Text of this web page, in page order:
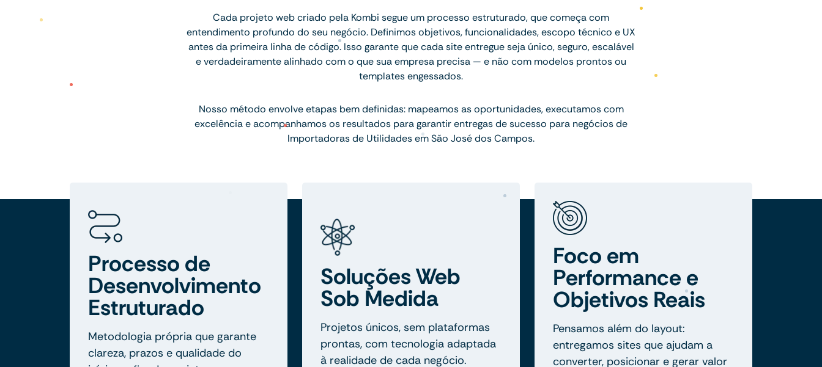
Cada projeto web criado pela Kombi segue um processo estruturado, que começa com
entendimento profundo do seu negócio. Definimos objetivos, funcionalidades, escopo técnico e UX
antes da primeira linha de código. Isso garante que cada site entregue seja único, seguro, escalável
e verdadeiramente alinhado com o que sua empresa precisa — e não com modelos prontos ou
templates engessados.
Nosso método envolve etapas bem definidas: mapeamos as oportunidades, executamos com
excelência e acompanhamos os resultados para garantir entregas de sucesso para negócios de
Importadoras de Utilidades em São José dos Campos.
Processo de
Desenvolvimento
Estruturado
Metodologia própria que garante
clareza, prazos e qualidade do
Soluções Web
Sob Medida
Projetos únicos, sem plataformas
prontas, com tecnologia adaptada
à realidade de cada negócio.
Foco em
Performance e
Objetivos Reais
Pensamos além do layout:
entregamos sites que ajudam a
converter, posicionar e gerar valor